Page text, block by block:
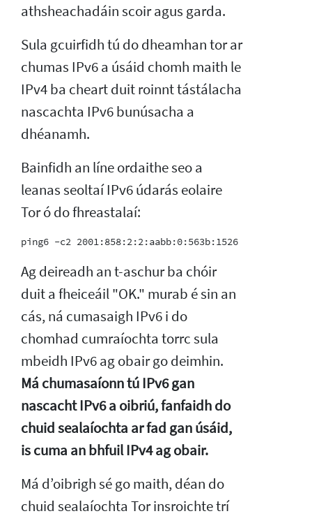
athsheachadáin scoir agus garda.
Sula gcuirfidh tú do dheamhan tor ar
chumas IPv6 a úsáid chomh maith le
IPv4 ba cheart duit roinnt tástálacha
nascachta IPv6 bunúsacha a
dhéanamh.
Bainfidh an líne ordaithe seo a
leanas seoltaí IPv6 údarás eolaire
Tor ó do fhreastalaí:
Ag deireadh an t-aschur ba chóir
duit a fheiceáil "OK." murab é sin an
cás, ná cumasaigh IPv6 i do
chomhad cumraíochta torrc sula
mbeidh IPv6 ag obair go deimhin.
Má chumasaíonn tú IPv6 gan
nascacht IPv6 a oibriú, fanfaidh do
chuid sealaíochta ar fad gan úsáid,
is cuma an bhfuil IPv4 ag obair.
Má d’oibrigh sé go maith, déan do
chuid sealaíochta Tor insroichte trí